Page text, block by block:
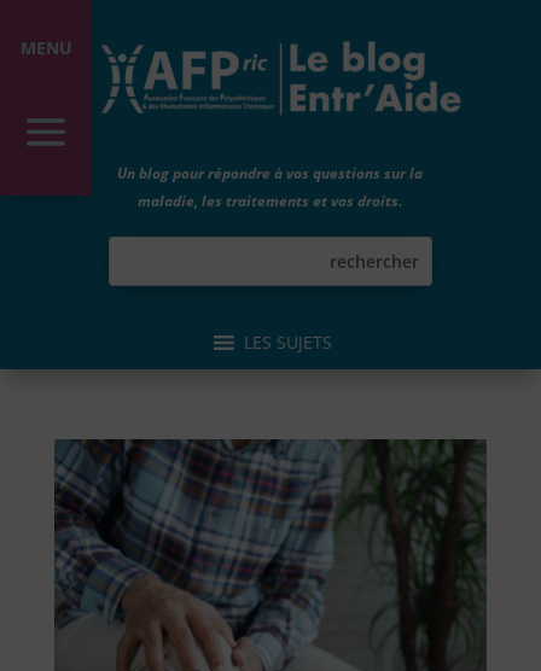
Un blog pour répondre à vos questions sur la
maladie, les traitements et vos droits.
LES SUJETS
MENU